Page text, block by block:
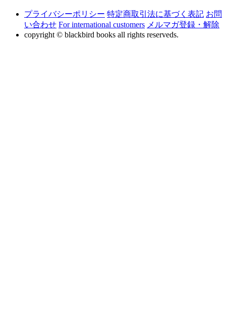
プライバシーポリシー 特定商取引法に基づく表記 お問
い合わせ For international customers メルマガ登録・解除
copyright © blackbird books all rights reserveds.